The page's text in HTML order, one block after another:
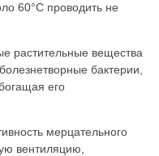
60°C проводить не
растительные вещества
бактерии,
его
мерцательного
вентиляцию,